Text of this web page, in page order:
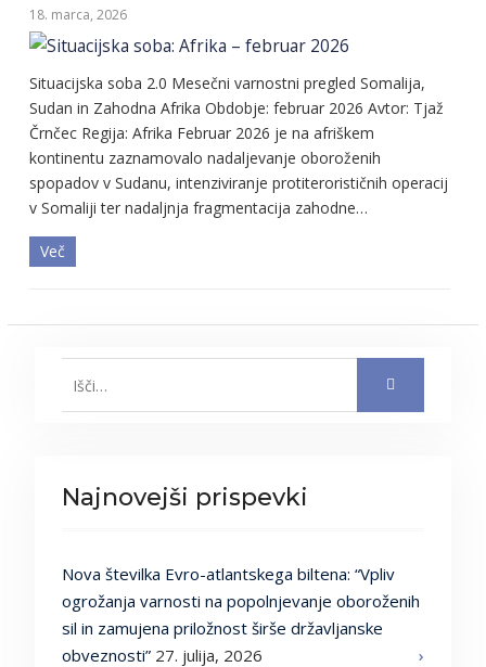
18. marca, 2026
Situacijska soba 2.0 Mesečni varnostni pregled Somalija,
Sudan in Zahodna Afrika Obdobje: februar 2026 Avtor: Tjaž
Črnčec Regija: Afrika Februar 2026 je na afriškem
kontinentu zaznamovalo nadaljevanje oboroženih
spopadov v Sudanu, intenziviranje protiterorističnih operacij
v Somaliji ter nadaljnja fragmentacija zahodne…
Več
Najnovejši prispevki
Nova številka Evro-atlantskega biltena: “Vpliv
ogrožanja varnosti na popolnjevanje oboroženih
sil in zamujena priložnost širše državljanske
obveznosti” 27. julija, 2026